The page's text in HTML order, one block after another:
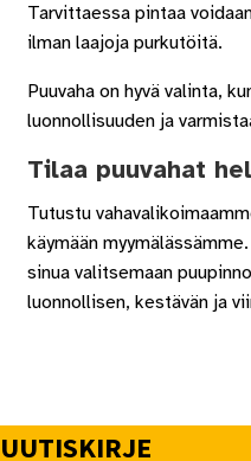
Tarvittaessa pintaa
ilman laajoja purkutöitä.
Puuvaha on hyvä valinta,
luonnollisuuden ja
Tilaa puuvahat
Tutustu
käymään
sinua valitsemaan
luonnollisen, kestävän ja
UUTISKIRJE